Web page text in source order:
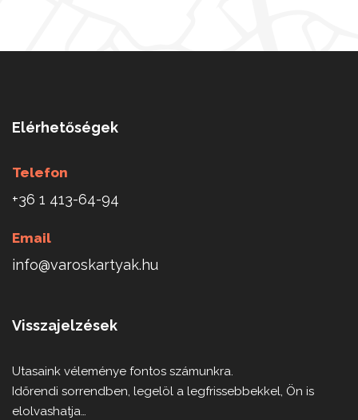
Elérhetőségek
Telefon
+36 1 413-64-94
Email
info@varoskartyak.hu
Visszajelzések
Utasaink véleménye fontos számunkra.
Időrendi sorrendben, legelöl a legfrissebbekkel, Ön is
elolvashatja…